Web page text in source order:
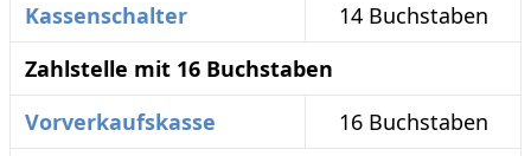
Kassenschalter
14 Buchstaben
Zahlstelle mit 16 Buchstaben
Vorverkaufskasse
16 Buchstaben